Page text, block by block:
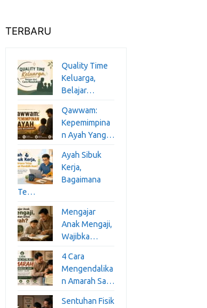
TERBARU
Quality Time
Keluarga,
Belajar…
Qawwam:
Kepemimpina
n Ayah Yang…
Ayah Sibuk
Kerja,
Bagaimana
Te…
Mengajar
Anak Mengaji,
Wajibka…
4 Cara
Mengendalika
n Amarah Sa…
Sentuhan Fisik